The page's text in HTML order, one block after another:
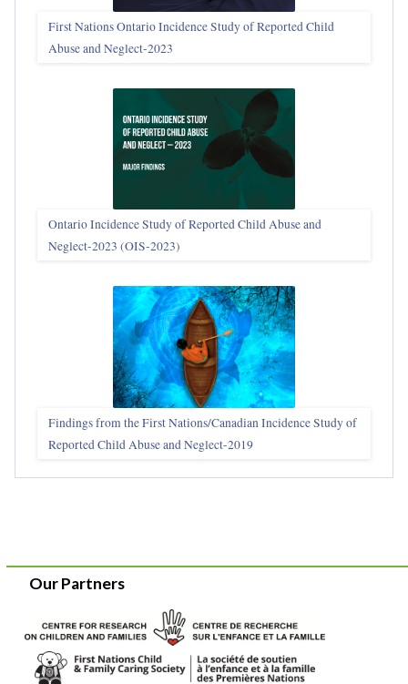
First Nations Ontario Incidence Study of Reported Child
Abuse and Neglect‑2023
Ontario Incidence Study of Reported Child Abuse and
Neglect-2023 (OIS‑2023)
Findings from the First Nations/Canadian Incidence Study of
Reported Child Abuse and Neglect-2019
Our Partners